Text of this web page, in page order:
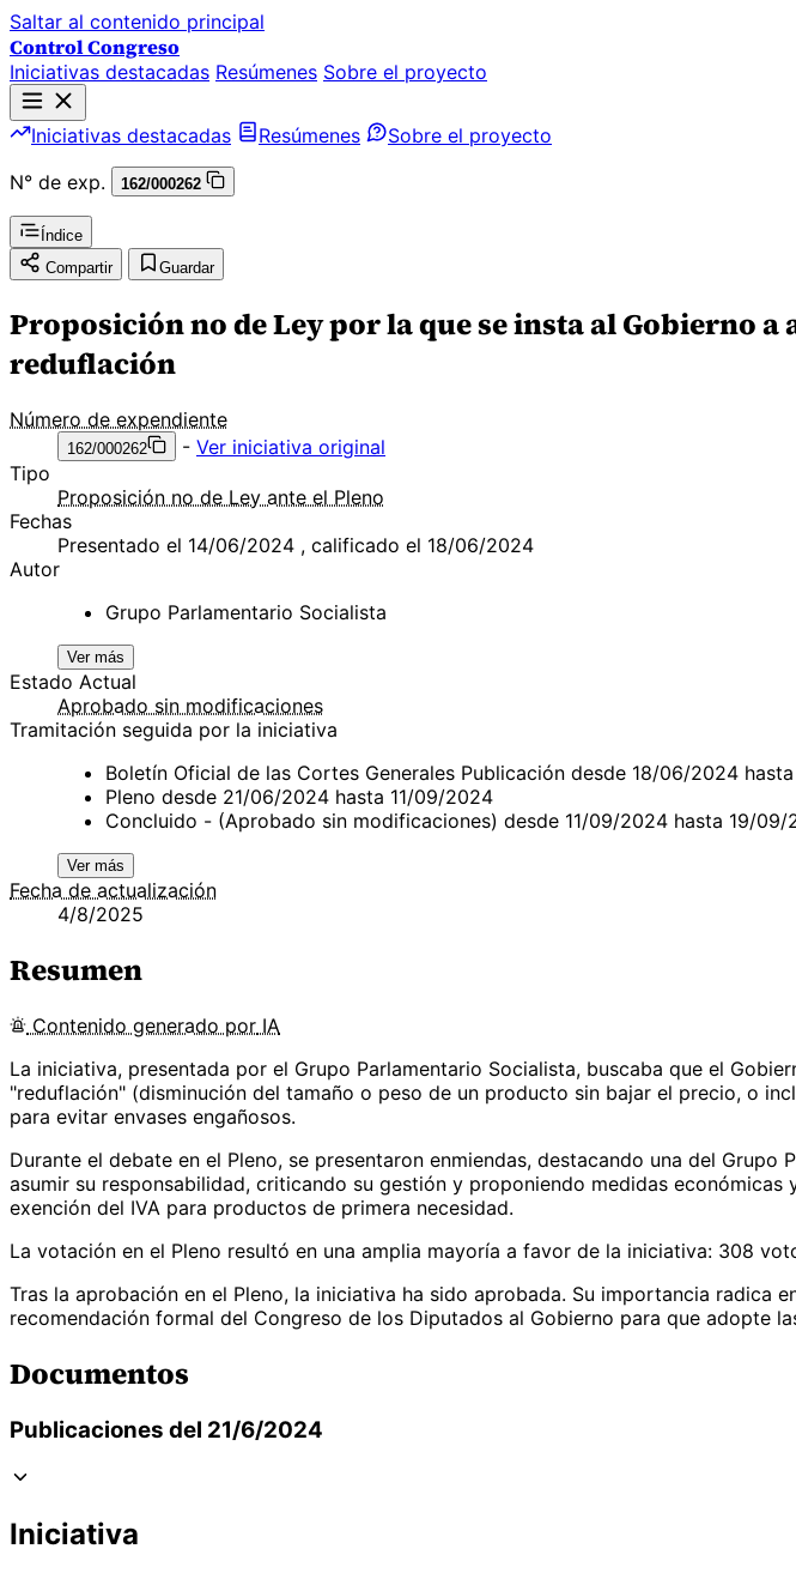
Saltar al contenido principal
Control Congreso
Iniciativas destacadas Resúmenes Sobre el proyecto
Iniciativas destacadas Resúmenes
Sobre el proyecto
N° de exp.
162/000262
Índice
Compartir
Guardar
Proposición no de Ley por la que se insta al Gobierno
reduflación
Número de expendiente
162/000262 - Ver iniciativa original
Tipo
Proposición no de Ley ante el Pleno
Fechas
Presentado el 14/06/2024 , calificado el 18/06/2024
Autor
Grupo Parlamentario Socialista
Ver más
Estado Actual
Aprobado sin modificaciones
Tramitación seguida por la iniciativa
Boletín Oficial de las Cortes Generales Publicación desde 18/06/2024
Pleno desde 21/06/2024 hasta 11/09/2024
Concluido - (Aprobado sin modificaciones) desde 11/09/2024 hasta 19/09/
Ver más
Fecha de actualización
4/8/2025
Resumen
Contenido generado por IA
La iniciativa, presentada por el Grupo Parlamentario Socialista, buscaba que el
"reduflación" (disminución del tamaño o peso de un producto sin bajar el precio, o
para evitar envases engañosos.
Durante el debate en el Pleno, se presentaron enmiendas, destacando una del
asumir su responsabilidad, criticando su gestión y proponiendo medidas
exención del IVA para productos de primera necesidad.
La votación en el Pleno resultó en una amplia mayoría a favor de la iniciativa: 308
Tras la aprobación en el Pleno, la iniciativa ha sido aprobada. Su importancia
recomendación formal del Congreso de los Diputados al Gobierno para que adopte
Documentos
Publicaciones del 21/6/2024
Iniciativa